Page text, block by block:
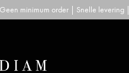
minimum order | Snelle levering